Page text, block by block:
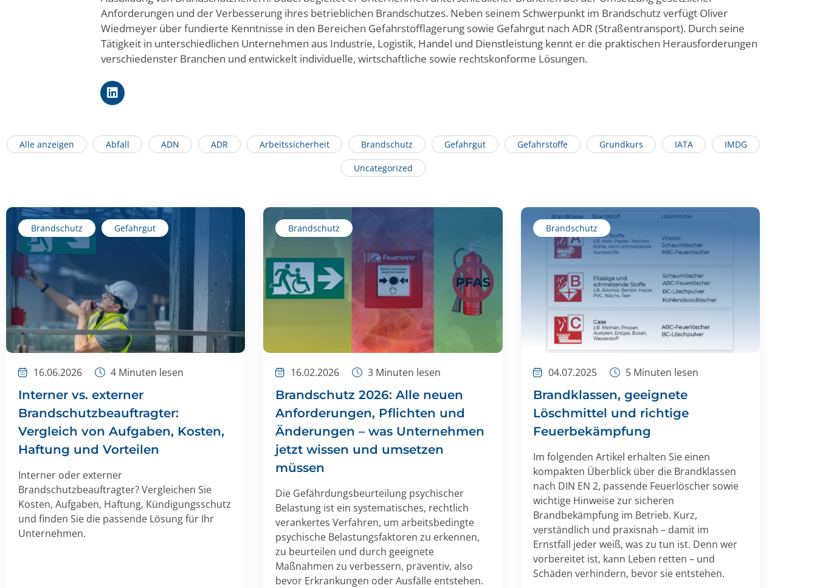
Anforderungen und der Verbesserung ihres betrieblichen Brandschutzes. Neben seinem Schwerpunkt im Brandschutz verfügt Oliver
Wiedmeyer über fundierte Kenntnisse in den Bereichen Gefahrstofflagerung sowie Gefahrgut nach ADR (Straßentransport). Durch seine
Tätigkeit in unterschiedlichen Unternehmen aus Industrie, Logistik, Handel und Dienstleistung kennt er die praktischen Herausforderungen
verschiedenster Branchen und entwickelt individuelle, wirtschaftliche sowie rechtskonforme Lösungen.
Alle anzeigen Abfall ADN ADR Arbeitssicherheit Brandschutz Gefahrgut Gefahrstoffe Grundkurs IATA IMDG
Uncategorized
Brandschutz Gefahrgut
16.06.2026 4 Minuten lesen
Interner vs. externer
Brandschutzbeauftragter:
Vergleich von Aufgaben, Kosten,
Haftung und Vorteilen
Interner oder externer
Brandschutzbeauftragter? Vergleichen Sie
Kosten, Aufgaben, Haftung, Kündigungsschutz
und finden Sie die passende Lösung für Ihr
Unternehmen.
Brandschutz
16.02.2026 3 Minuten lesen
Brandschutz 2026: Alle neuen
Anforderungen, Pflichten und
Änderungen – was Unternehmen
jetzt wissen und umsetzen
müssen
Die Gefährdungsbeurteilung psychischer
Belastung ist ein systematisches, rechtlich
verankertes Verfahren, um arbeitsbedingte
psychische Belastungsfaktoren zu erkennen,
zu beurteilen und durch geeignete
Maßnahmen zu verbessern, präventiv, also
bevor Erkrankungen oder Ausfälle entstehen.
Brandschutz
04.07.2025 5 Minuten lesen
Brandklassen, geeignete
Löschmittel und richtige
Feuerbekämpfung
Im folgenden Artikel erhalten Sie einen
kompakten Überblick über die Brandklassen
nach DIN EN 2, passende Feuerlöscher sowie
wichtige Hinweise zur sicheren
Brandbekämpfung im Betrieb. Kurz,
verständlich und praxisnah – damit im
Ernstfall jeder weiß, was zu tun ist. Denn wer
vorbereitet ist, kann Leben retten – und
Schäden verhindern, bevor sie entstehen.